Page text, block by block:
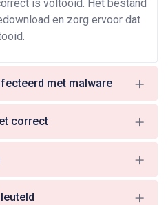
is voltooid. Het bestand
en zorg ervoor dat
met malware
correct